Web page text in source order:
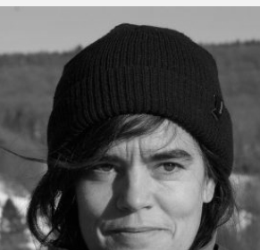
sa visite (prix d'entrée,
pratiques)
achetez vos billets!
médias
bénévole